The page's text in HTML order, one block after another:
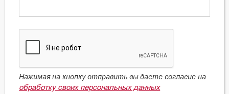
Нажимая на кнопку отправить вы даете согласие на
обработку своих персональных данных